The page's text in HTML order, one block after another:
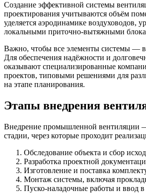
Создание эффективной системы
проектирования учитываются объём
уделяется аэродинамике
локальными приточно-вытяжными
Важно, чтобы все элементы системы —
Для обеспечения надёжности и
оказывают специализированные
проектов, типовыми решениями для
на этапе планирования.
Этапы внедрения
Внедрение промышленной вентиляции
стадии, через которые проходит
Обследование объекта и сбор
Разработка проектной
Изготовление и поставка
Монтаж системы, включая
Пуско-наладочные работы и ввод